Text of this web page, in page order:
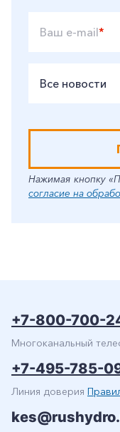
Ваш e-mail*
Все новости
Нажимая кнопку
согласие на
+7-800-700-
Многоканальный
+7-495-785-
Линия доверия